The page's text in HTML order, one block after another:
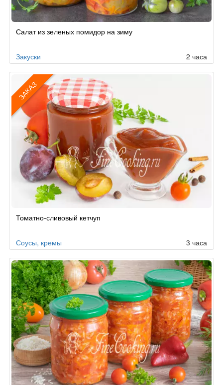
Салат из зеленых помидор на зиму
Закуски 2 часа
ЗАКАЗ
по
Томатно-сливовый кетчуп
Соусы, кремы 3 часа